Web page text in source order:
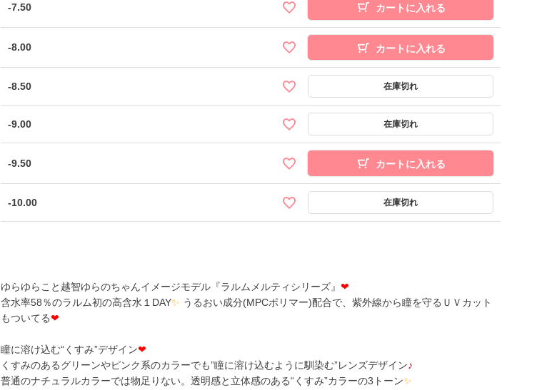
-7.50 カートに入れる
-8.00 カートに入れる
-8.50
-9.00
-9.50 カートに入れる
-10.00
ゆらゆらこと越智ゆらのちゃんイメージモデル『ラルムメルティシリーズ』 ❤
含水率58％のラルム初の高含水１DAY✨ うるおい成分(MPCポリマー)配合で、紫外線から瞳を守るＵＶカット
もついてる❤
瞳に溶け込む“くすみ”デザイン❤
くすみのあるグリーンやピンク系のカラーでも”瞳に溶け込むように馴染む”レンズデザイン♪
普通のナチュラルカラーでは物足りない。透明感と立体感のある“くすみ”カラーの3トーン✨